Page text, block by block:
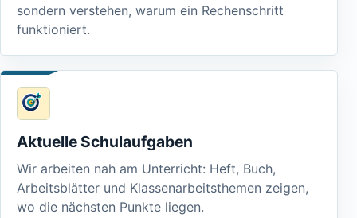
sondern verstehen, warum ein Rechenschritt
funktioniert.
Aktuelle Schulaufgaben
Wir arbeiten nah am Unterricht: Heft, Buch,
Arbeitsblätter und Klassenarbeitsthemen zeigen,
wo die nächsten Punkte liegen.